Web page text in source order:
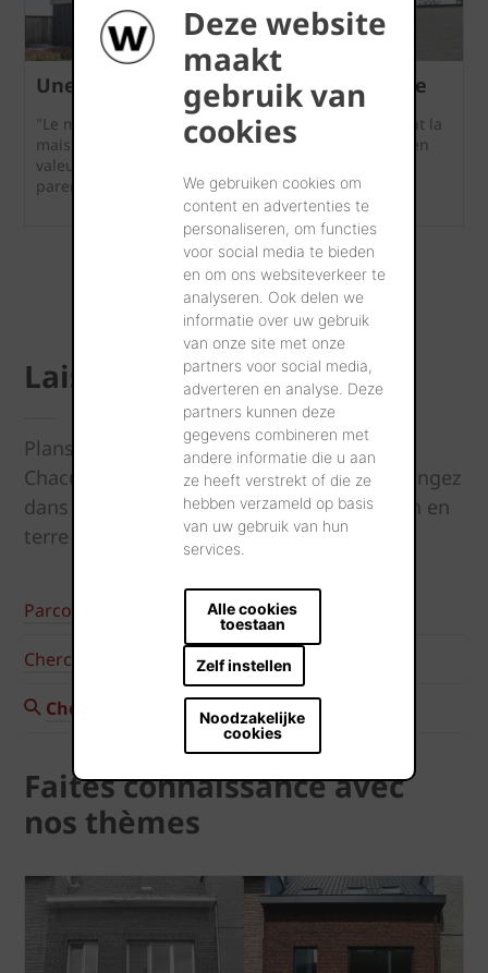
Deze website
maakt
gebruik van
cookies
We gebruiken cookies om
content en advertenties te
personaliseren, om functies
voor social media te bieden
en om ons websiteverkeer te
analyseren. Ook delen we
informatie over uw gebruik
van onze site met onze
partners voor social media,
adverteren en analyse. Deze
partners kunnen deze
gegevens combineren met
andere informatie die u aan
ze heeft verstrekt of die ze
hebben verzameld op basis
van uw gebruik van hun
services.
Alle cookies
toestaan
Zelf instellen
Noodzakelijke
cookies
Une volumétrie accentuée par la brique
"Le mur de jardin indépendant amplifie visuellement la
maison et souligne sa géométrie horizontale, mise en
valeur par la teinte claire chaude de la brique de
parement."
... Télécharger plus
Laissez-vous inspirer
Plans de construction ou de rénovation?
Chacun a son propre style et son goût. Plongez
dans le monde des projets de construction en
terre cuite.
Parcourir nos études de cas
Chercher des adresses de référence
Chercher des réalisations spécifiques
Faites connaissance avec
nos thèmes